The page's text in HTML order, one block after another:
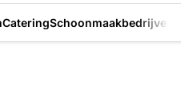
CateringSchoonmaakbedrijven